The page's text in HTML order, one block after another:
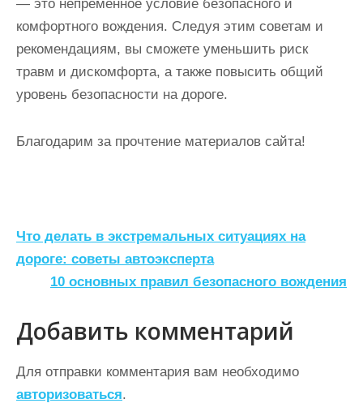
— это непременное условие безопасного и
комфортного вождения. Следуя этим советам и
рекомендациям, вы сможете уменьшить риск
травм и дискомфорта, а также повысить общий
уровень безопасности на дороге.
Благодарим за прочтение материалов сайта!
Н
а
и
г
а
ц
Что делать в экстремальных ситуациях на
дороге: советы автоэксперта
10 основных правил безопасного вождения
Добавить комментарий
Для отправки комментария вам необходимо
авторизоваться.